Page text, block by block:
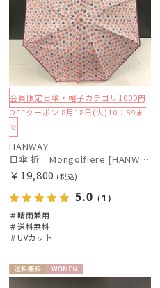
会員限定日傘・帽子カテゴリ1000円
OFFクーポン 8月18日(火)10：59ま
で
HANWAY
日傘 折｜Mongolfiere [HANWAY]
￥19,800 (税込)
5.0 （1）
＃晴雨兼用
＃送料無料
＃UVカット
送料無 WOME